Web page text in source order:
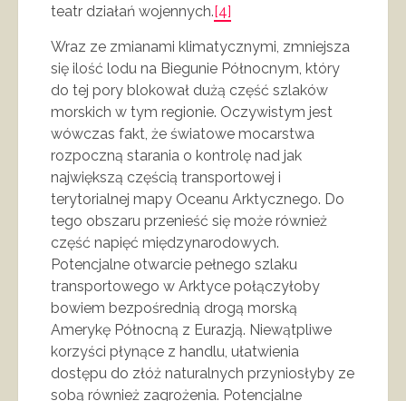
teatr działań wojennych. [4]
Wraz ze zmianami klimatycznymi, zmniejsza
się ilość lodu na Biegunie Północnym, który
do tej pory blokował dużą część szlaków
morskich w tym regionie. Oczywistym jest
wówczas fakt, że światowe mocarstwa
rozpoczną starania o kontrolę nad jak
największą częścią transportowej i
terytorialnej mapy Oceanu Arktycznego. Do
tego obszaru przenieść się może również
część napięć międzynarodowych.
Potencjalne otwarcie pełnego szlaku
transportowego w Arktyce połączyłoby
bowiem bezpośrednią drogą morską
Amerykę Północną z Eurazją. Niewątpliwe
korzyści płynące z handlu, ułatwienia
dostępu do złóż naturalnych przyniosłyby ze
sobą również zagrożenia. Potencjalne